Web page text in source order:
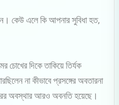
কেউ এলে কি আপনার সুবিধা হত,
চোখের দিকে তাকিয়ে তির্যক
না কীভাবে প্রসঙ্গের অবতারনা
অবস্থার আরও অবনতি হয়েছে।